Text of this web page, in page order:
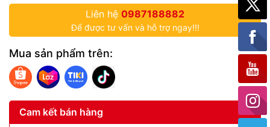
Liên hệ 0987188882
Để được tư vấn và hỗ trợ ngay!!!
Mua sản phẩm trên:
Cam kết bán hàng